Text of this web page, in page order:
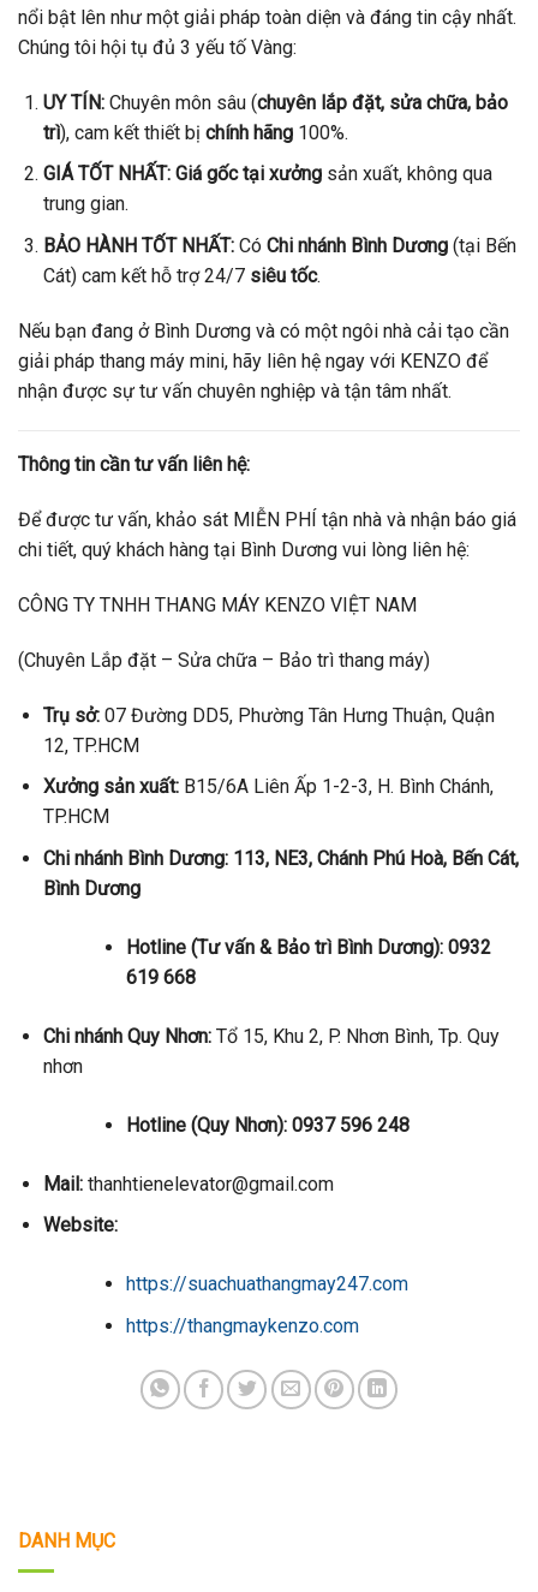
nổi bật lên như một giải pháp toàn diện và đáng tin cậy nhất.
Chúng tôi hội tụ đủ 3 yếu tố Vàng:
UY TÍN:Chuyên môn sâu (chuyên lắp đặt, sửa chữa, bảo
trì), cam kết thiết bị chính hãng100%.
GIÁ TỐT NHẤT: Giá gốc tại xưởngsản xuất, không qua
trung gian.
BẢO HÀNH TỐT NHẤT:Có Chi nhánh Bình Dương(tại Bến
Cát) cam kết hỗ trợ 24/7 siêu tốc.
Nếu bạn đang ở Bình Dương và có một ngôi nhà cải tạo cần
giải pháp thang máy mini, hãy liên hệ ngay với KENZO để
nhận được sự tư vấn chuyên nghiệp và tận tâm nhất.
Thông tin cần tư vấn liên hệ:
Để được tư vấn, khảo sát MIỄN PHÍ tận nhà và nhận báo giá
chi tiết, quý khách hàng tại Bình Dương vui lòng liên hệ:
CÔNG TY TNHH THANG MÁY KENZO VIỆT NAM
(Chuyên Lắp đặt – Sửa chữa – Bảo trì thang máy)
Trụ sở:07 Đường DD5, Phường Tân Hưng Thuận, Quận
12, TP.HCM
Xưởng sản xuất:B15/6A Liên Ấp 1-2-3, H. Bình Chánh,
TP.HCM
Chi nhánh Bình Dương: 113, NE3, Chánh Phú Hoà, Bến Cát,
Bình Dương
Hotline (Tư vấn & Bảo trì Bình Dương): 0932
619 668
Chi nhánh Quy Nhơn:Tổ 15, Khu 2, P. Nhơn Bình, Tp. Quy
nhơn
Hotline (Quy Nhơn): 0937 596 248
Mail:thanhtienelevator@gmail.com
Website:
https://suachuathangmay247.com
https://thangmaykenzo.com
DANH MỤC